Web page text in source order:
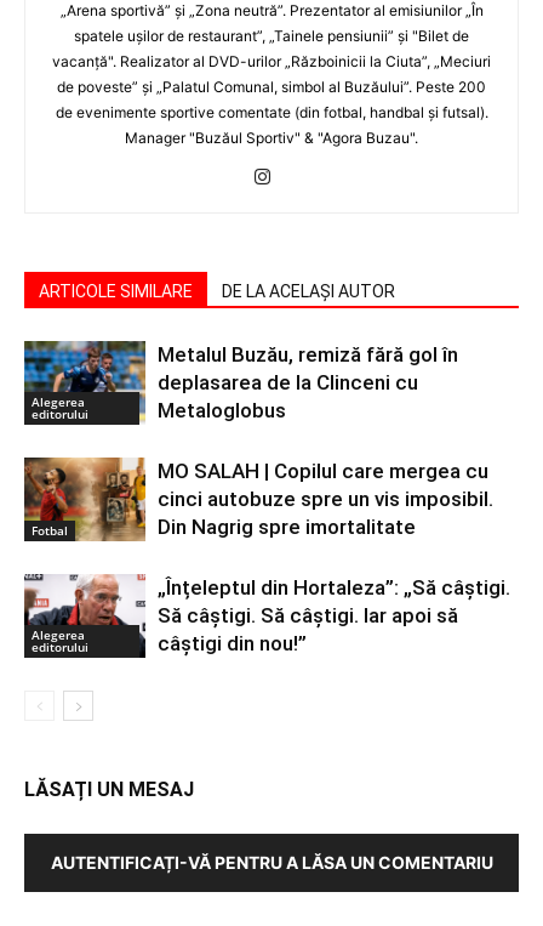
„Arena sportivă” şi „Zona neutră”. Prezentator al emisiunilor „În
spatele uşilor de restaurant”, „Tainele pensiunii” şi "Bilet de
vacanţă". Realizator al DVD-urilor „Războinicii la Ciuta”, „Meciuri
de poveste” şi „Palatul Comunal, simbol al Buzăului”. Peste 200
de evenimente sportive comentate (din fotbal, handbal şi futsal).
Manager "Buzăul Sportiv" & "Agora Buzau".
ARTICOLE SIMILARE DE LA ACELAȘI AUTOR
Alegerea
editorului
Metalul Buzău, remiză fără gol în
deplasarea de la Clinceni cu
Metaloglobus
Fotbal
MO SALAH | Copilul care mergea cu
cinci autobuze spre un vis imposibil.
Din Nagrig spre imortalitate
Alegerea
editorului
„Înțeleptul din Hortaleza”: „Să câștigi.
Să câștigi. Să câștigi. Iar apoi să
câștigi din nou!”
LĂSAȚI UN MESAJ
AUTENTIFICAȚI-VĂ PENTRU A LĂSA UN COMENTARIU